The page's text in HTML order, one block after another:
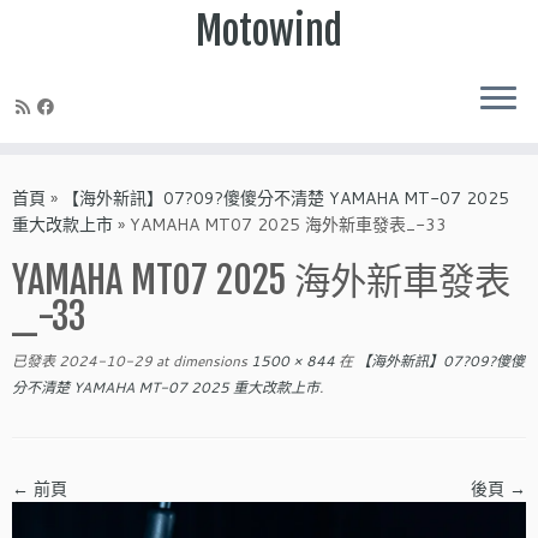
to
content
Motowind
首頁 »
【海外新訊】07?09?傻傻分不清楚 YAMAHA MT-07 2025
重大改款上市 » YAMAHA MT07 2025 海外新車發表_-33
YAMAHA MT07 2025 海外新車發表
_-33
已發表 2024-10-29 at dimensions 1500 × 844 在【海外新訊】07?09?傻傻
分不清楚 YAMAHA MT-07 2025 重大改款上市.
← 前頁 後頁 →